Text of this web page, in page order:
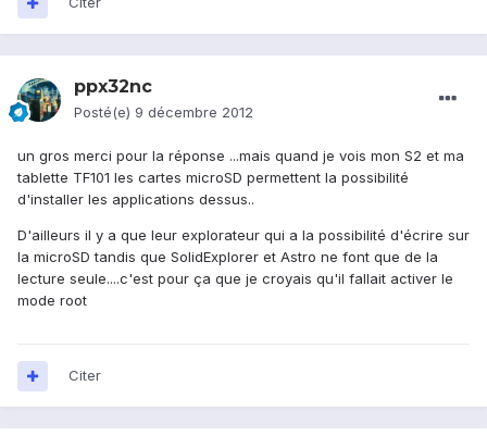
ppx32nc
Posté(e) 9 décembre 2012
un gros merci pour la réponse ...mais quand je vois mon S2 et ma
tablette TF101 les cartes microSD permettent la possibilité
d'installer les applications dessus..
D'ailleurs il y a que leur explorateur qui a la possibilité d'écrire sur
la microSD tandis que SolidExplorer et Astro ne font que de la
lecture seule....c'est pour ça que je croyais qu'il fallait activer le
mode root
Citer